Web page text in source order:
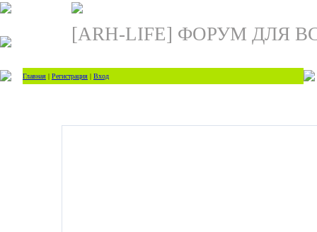
[ARH-LIFE] ФОРУМ ДЛЯ
Главная | Регистрация | Вход